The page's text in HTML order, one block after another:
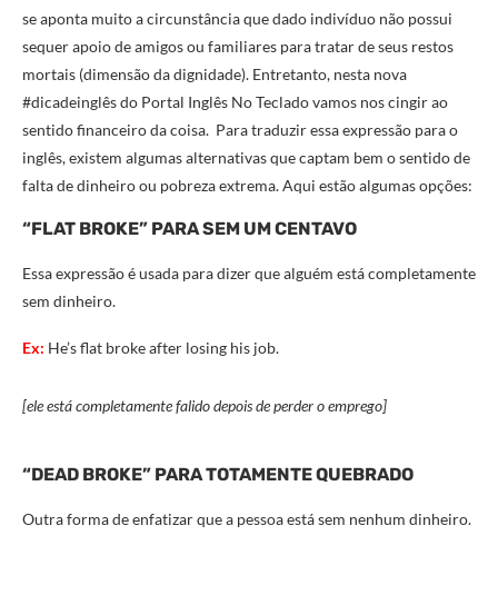
se aponta muito a circunstância que dado indivíduo não possui
sequer apoio de amigos ou familiares para tratar de seus restos
mortais (dimensão da dignidade). Entretanto, nesta nova
#dicadeinglês do Portal Inglês No Teclado vamos nos cingir ao
sentido financeiro da coisa. Para traduzir essa expressão para o
inglês, existem algumas alternativas que captam bem o sentido de
falta de dinheiro ou pobreza extrema. Aqui estão algumas opções:
“FLAT BROKE” PARA SEM UM CENTAVO
Essa expressão é usada para dizer que alguém está completamente
sem dinheiro.
Ex: He’s flat broke after losing his job.
[ele está completamente falido depois de perder o emprego]
“DEAD BROKE” PARA TOTAMENTE QUEBRADO
Outra forma de enfatizar que a pessoa está sem nenhum dinheiro.